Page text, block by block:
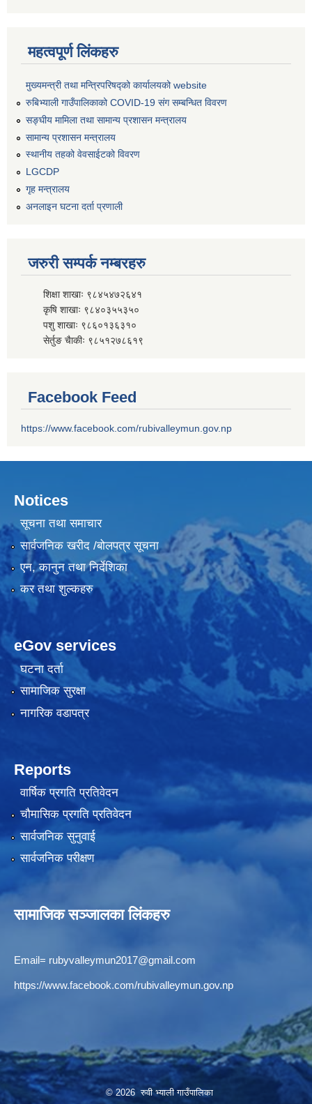
महत्वपूर्ण लिंकहरु
मुख्यमन्त्री तथा मन्त्रिपरिषद्को कार्यालयको website
रुबिभ्याली गाउँपालिकाको COVID-19 संग सम्बन्धित विवरण
सङ्‍घीय मामिला तथा सामान्य प्रशासन मन्त्रालय
सामान्य प्रशासन मन्त्रालय
स्थानीय तहको वेवसाईटको विवरण
LGCDP
गृह मन्त्रालय
अनलाइन घटना दर्ता प्रणाली
जरुरी सम्पर्क नम्बरहरु
शिक्षा शाखाः ९८४५४७२६४१
कृषि शाखाः ९८४०३५५३५०
पशु शाखाः ९८६०१३६३१०
सेर्तुङ चैाकीः ९८५१२७८६१९
Facebook Feed
https://www.facebook.com/rubivalleymun.gov.np
Notices
सूचना तथा समाचार
सार्वजनिक खरीद /बोलपत्र सूचना
एन, कानुन तथा निर्देशिका
कर तथा शुल्कहरु
eGov services
घटना दर्ता
सामाजिक सुरक्षा
नागरिक वडापत्र
Reports
वार्षिक प्रगति प्रतिवेदन
चौमासिक प्रगति प्रतिवेदन
सार्वजनिक सुनुवाई
सार्वजनिक परीक्षण
सामाजिक सञ्जालका लिंकहरु
Email= rubyvalleymun2017@gmail.com
https://www.facebook.com/rubivalleymun.gov.np
© 2026 रुवी भ्याली गाउँपालिका